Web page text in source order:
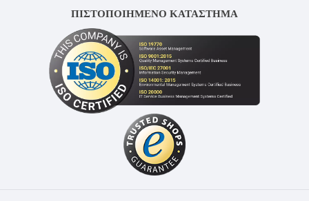
ΠΙΣΤΟΠΟΙΗΜΕΝΟ ΚΑΤΑΣΤΗΜΑ